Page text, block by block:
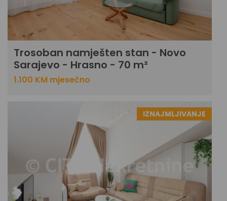
Trosoban namješten stan - Novo
Sarajevo - Hrasno - 70 m²
1.100 KM mjesečno
IZNAJMLJIVANJE